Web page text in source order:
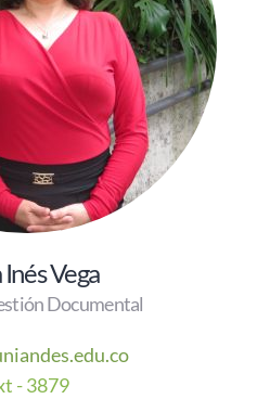
Vega
Documental
- 3879